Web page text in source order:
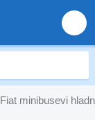
Fiat minibusevi